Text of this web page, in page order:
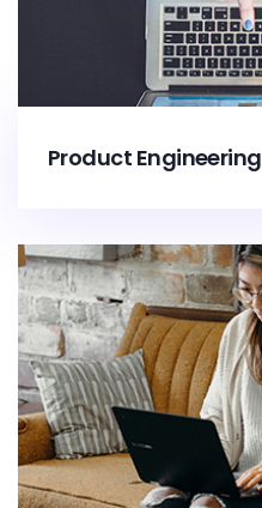
Product Engineering